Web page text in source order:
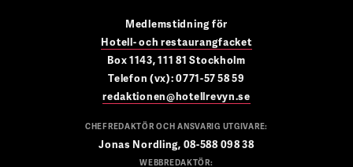
Medlemstidning för
Hotell- och restaurangfacket
Box 1143, 111 81 Stockholm
Telefon (vx): 0771-57 58 59
redaktionen@hotellrevyn.se
CHEFREDAKTÖR OCH ANSVARIG UTGIVARE:
Jonas Nordling, 08-588 098 38
WEBBREDAKTÖR: